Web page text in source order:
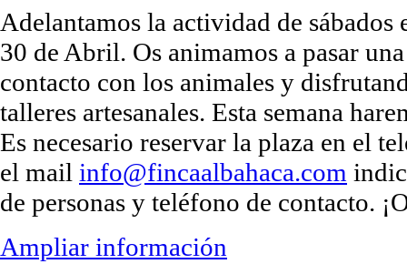
Adelantamos la actividad de sábados
30 de Abril. Os animamos a pasar
contacto con los animales y
talleres artesanales. Esta semana
Es necesario reservar la plaza en el
el mail info@fincaalbahaca.com
de personas y teléfono de contacto.
Ampliar información